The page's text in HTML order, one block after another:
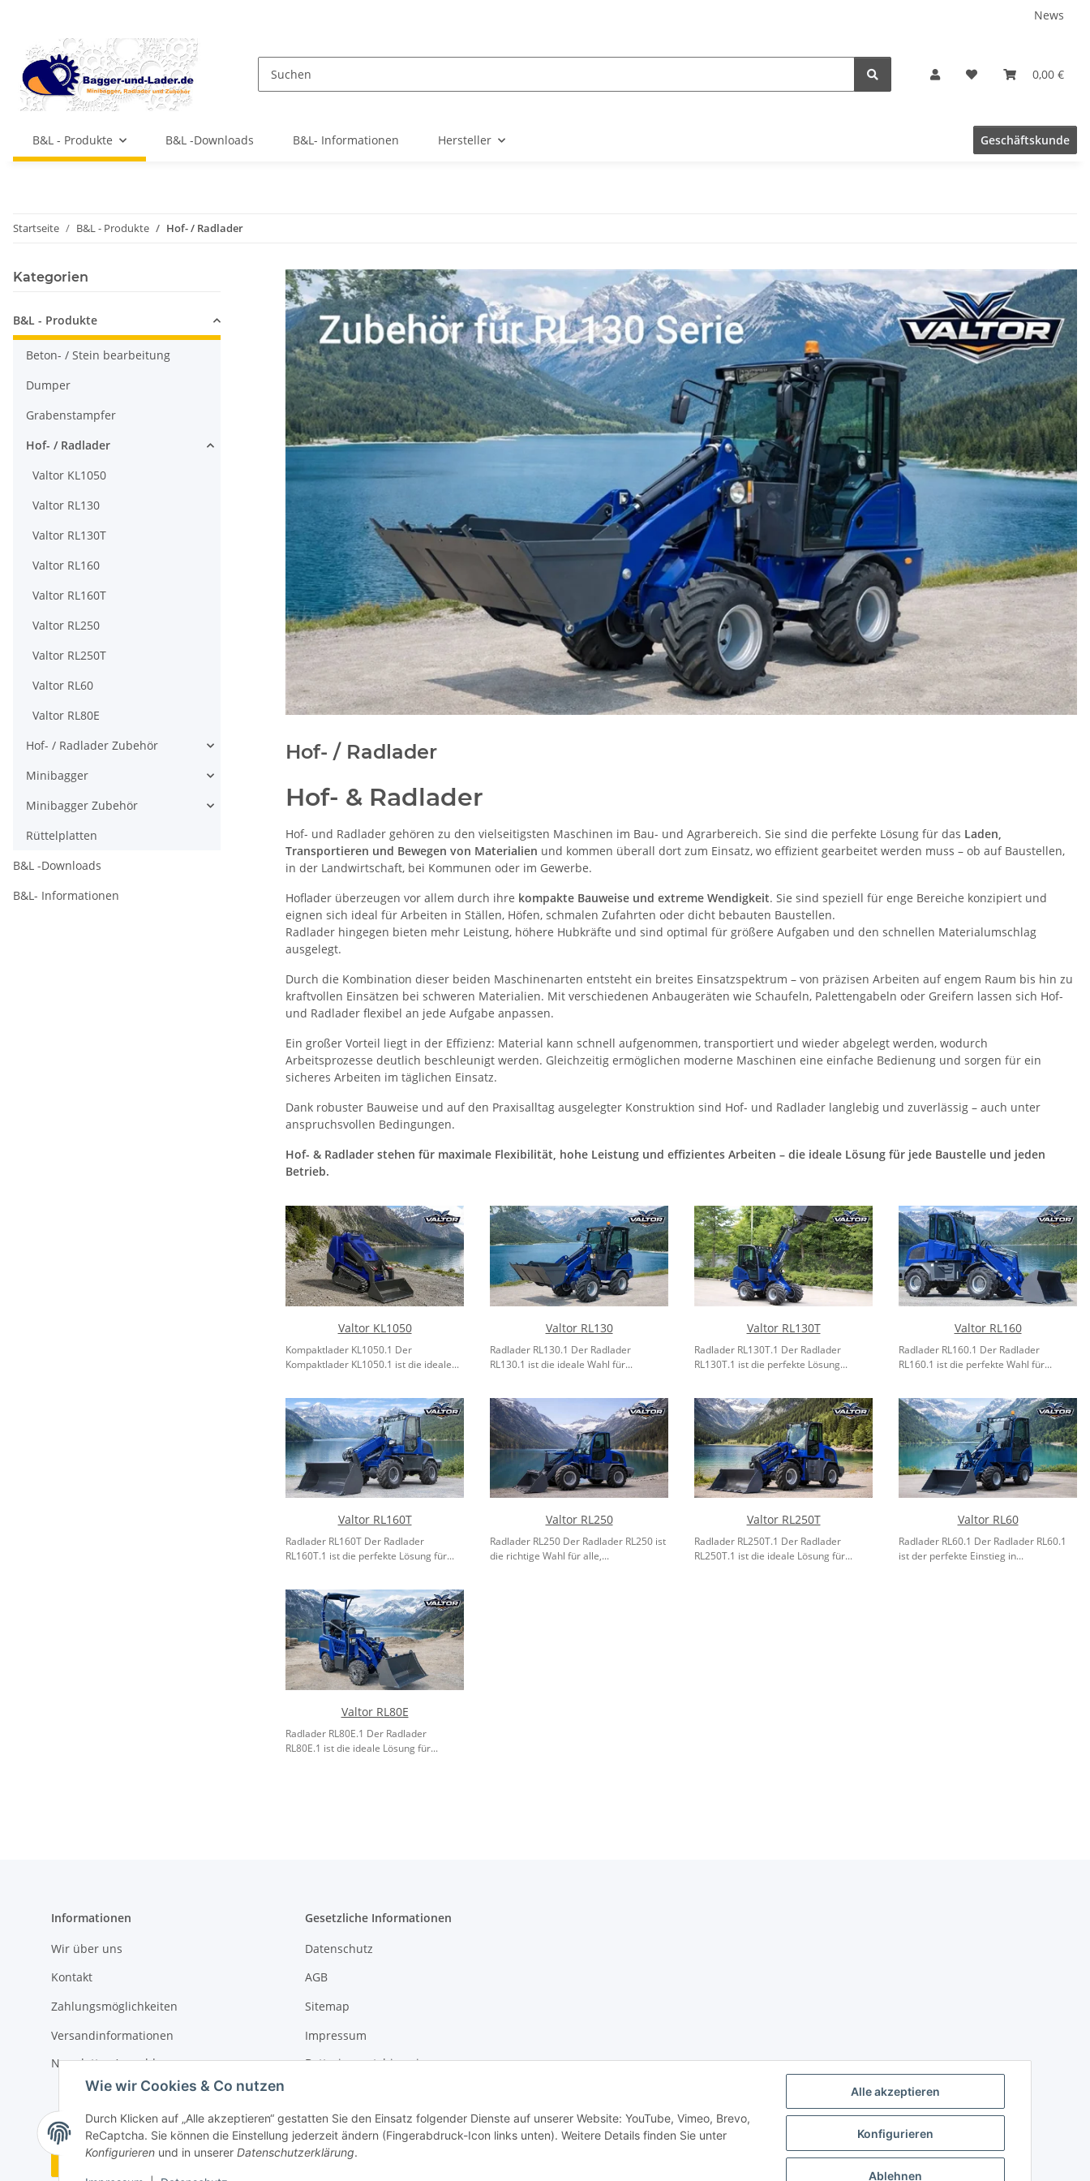
Alle akzeptieren
Konfigurieren
Ablehnen
Wie wir Cookies & Co nutzen
Durch Klicken auf „Alle akzeptieren“ gestatten Sie den Einsatz folgender Dienste auf unserer Website: YouTube, Vimeo, Brevo,
ReCaptcha. Sie können die Einstellung jederzeit ändern (Fingerabdruck-Icon links unten). Weitere Details finden Sie unter
Konfigurieren und in unserer Datenschutzerklärung.
News
0,00 €
B&L - Produkte B&L -Downloads B&L- Informationen Hersteller Geschäftskunde
Startseite B&L - Produkte Hof- / Radlader
Hof- / Radlader
Hof- & Radlader
Hof- und Radlader gehören zu den vielseitigsten Maschinen im Bau- und Agrarbereich. Sie sind die perfekte Lösung für das Laden,
Transportieren und Bewegen von Materialien und kommen überall dort zum Einsatz, wo effizient gearbeitet werden muss – ob auf Baustellen,
in der Landwirtschaft, bei Kommunen oder im Gewerbe.
Hoflader überzeugen vor allem durch ihre kompakte Bauweise und extreme Wendigkeit. Sie sind speziell für enge Bereiche konzipiert und
eignen sich ideal für Arbeiten in Ställen, Höfen, schmalen Zufahrten oder dicht bebauten Baustellen.
Radlader hingegen bieten mehr Leistung, höhere Hubkräfte und sind optimal für größere Aufgaben und den schnellen Materialumschlag
ausgelegt.
Durch die Kombination dieser beiden Maschinenarten entsteht ein breites Einsatzspektrum – von präzisen Arbeiten auf engem Raum bis hin zu
kraftvollen Einsätzen bei schweren Materialien. Mit verschiedenen Anbaugeräten wie Schaufeln, Palettengabeln oder Greifern lassen sich Hof-
und Radlader flexibel an jede Aufgabe anpassen.
Ein großer Vorteil liegt in der Effizienz: Material kann schnell aufgenommen, transportiert und wieder abgelegt werden, wodurch
Arbeitsprozesse deutlich beschleunigt werden. Gleichzeitig ermöglichen moderne Maschinen eine einfache Bedienung und sorgen für ein
sicheres Arbeiten im täglichen Einsatz.
Dank robuster Bauweise und auf den Praxisalltag ausgelegter Konstruktion sind Hof- und Radlader langlebig und zuverlässig – auch unter
anspruchsvollen Bedingungen.
Hof- & Radlader stehen für maximale Flexibilität, hohe Leistung und effizientes Arbeiten – die ideale Lösung für jede Baustelle und jeden
Betrieb.
Valtor KL1050
Kompaktlader KL1050.1 Der
Kompaktlader KL1050.1 ist die ideale...
Valtor RL130
Radlader RL130.1 Der Radlader
RL130.1 ist die ideale Wahl für...
Valtor RL130T
Radlader RL130T.1 Der Radlader
RL130T.1 ist die perfekte Lösung...
Valtor RL160
Radlader RL160.1 Der Radlader
RL160.1 ist die perfekte Wahl für...
Valtor RL160T
Radlader RL160T Der Radlader
RL160T.1 ist die perfekte Lösung für...
Valtor RL250
Radlader RL250 Der Radlader RL250 ist
die richtige Wahl für alle,...
Valtor RL250T
Radlader RL250T.1 Der Radlader
RL250T.1 ist die ideale Lösung für...
Valtor RL60
Radlader RL60.1 Der Radlader RL60.1
ist der perfekte Einstieg in...
Valtor RL80E
Radlader RL80E.1 Der Radlader
RL80E.1 ist die ideale Lösung für...
Kategorien
B&L - Produkte
Beton- / Stein bearbeitung
Dumper
Grabenstampfer
Hof- / Radlader
Valtor KL1050
Valtor RL130
Valtor RL130T
Valtor RL160
Valtor RL160T
Valtor RL250
Valtor RL250T
Valtor RL60
Valtor RL80E
Hof- / Radlader Zubehör
Minibagger
Minibagger Zubehör
Rüttelplatten
B&L -Downloads
B&L- Informationen
Informationen
Wir über uns
Kontakt
Zahlungsmöglichkeiten
Versandinformationen
Newsletter Anmeldung
Gesetzliche Informationen
Datenschutz
AGB
Sitemap
Impressum
Batteriegesetzhinweise
Vertrag widerrufen